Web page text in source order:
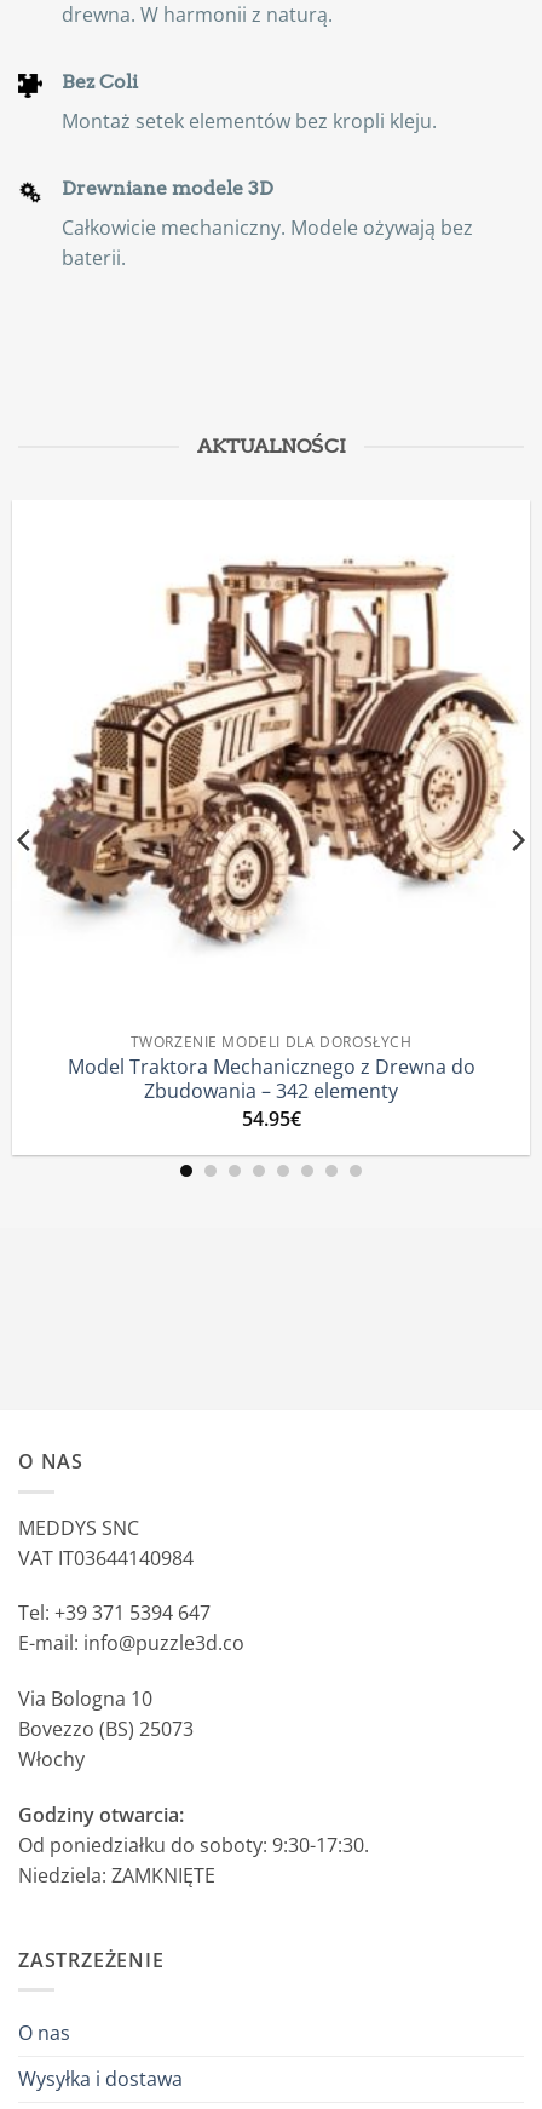
drewna. W harmonii z naturą.
Bez Coli
Montaż setek elementów bez kropli kleju.
Drewniane modele 3D
Całkowicie mechaniczny. Modele ożywają bez
baterii.
AKTUALNOŚCI
MODELI DLA DOROSŁYCH
Mechanicznego z Drewna do
– 342 elementy
Ciągnik –
O NAS
MEDDYS SNC
VAT IT03644140984
Tel: +39 371 5394 647
E-mail: info@puzzle3d.co
Via Bologna 10
Bovezzo (BS) 25073
Włochy
Godziny otwarcia:
Od poniedziałku do soboty: 9:30-17:30.
Niedziela: ZAMKNIĘTE
ZASTRZEŻENIE
O nas
Wysyłka i dostawa